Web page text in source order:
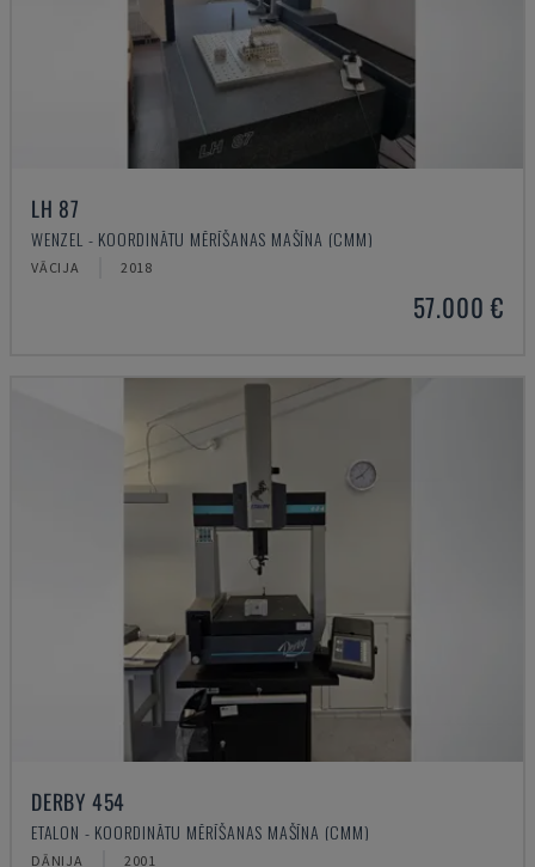
LH 87
WENZEL - KOORDINĀTU MĒRĪŠANAS MAŠĪNA (CMM)
VĀCIJA 2018
57.000 €
DERBY 454
ETALON - KOORDINĀTU MĒRĪŠANAS MAŠĪNA (CMM)
DĀNIJA 2001